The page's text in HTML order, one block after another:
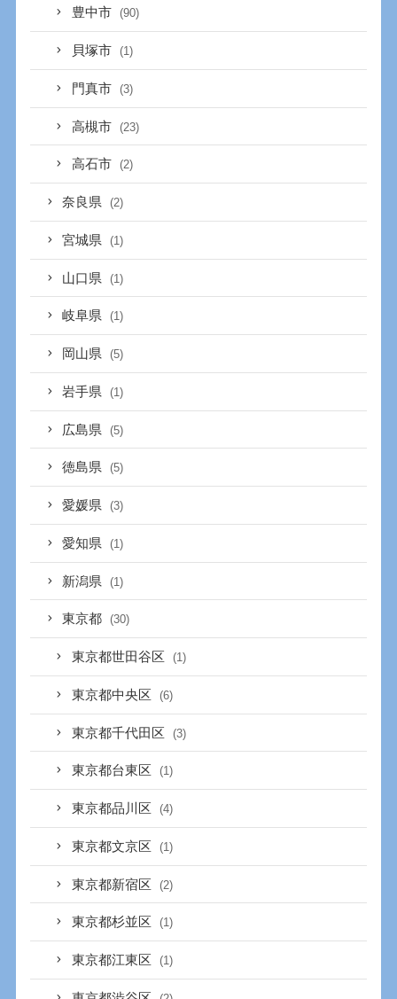
豊中市 (90)
貝塚市 (1)
門真市 (3)
高槻市 (23)
高石市 (2)
奈良県 (2)
宮城県 (1)
山口県 (1)
岐阜県 (1)
岡山県 (5)
岩手県 (1)
広島県 (5)
徳島県 (5)
愛媛県 (3)
愛知県 (1)
新潟県 (1)
東京都 (30)
東京都世田谷区 (1)
東京都中央区 (6)
東京都千代田区 (3)
東京都台東区 (1)
東京都品川区 (4)
東京都文京区 (1)
東京都新宿区 (2)
東京都杉並区 (1)
東京都江東区 (1)